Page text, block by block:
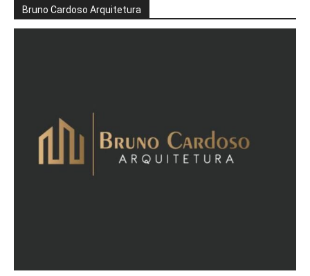
Bruno Cardoso Arquitetura